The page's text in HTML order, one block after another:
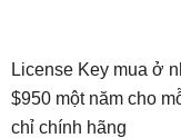
License Key mua ở
$950 một năm cho
chỉ chính hãng